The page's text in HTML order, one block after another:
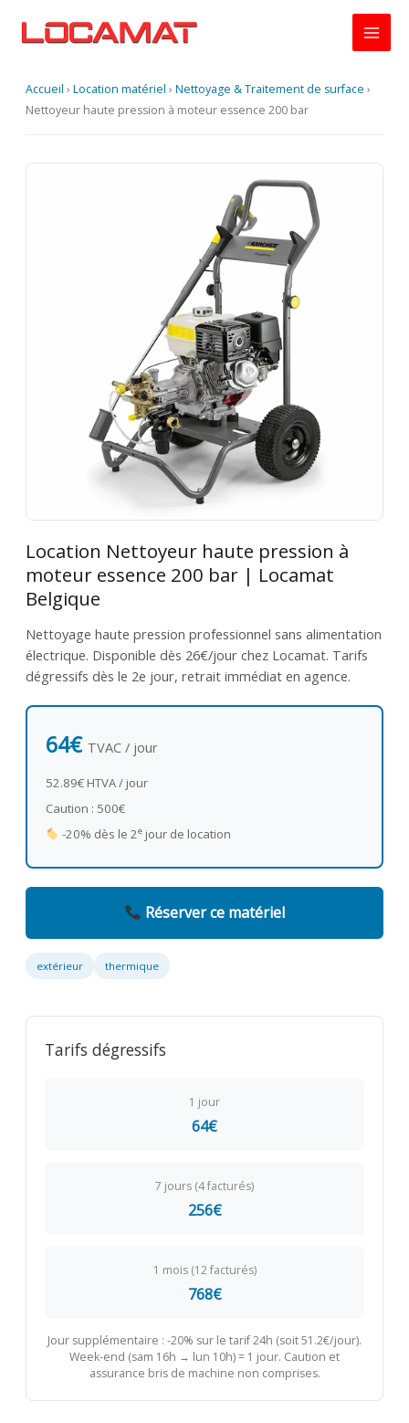
Accueil › Location matériel › Nettoyage & Traitement de surface ›
Nettoyeur haute pression à moteur essence 200 bar
Location Nettoyeur haute pression à
moteur essence 200 bar | Locamat
Belgique
Nettoyage haute pression professionnel sans alimentation
électrique. Disponible dès 26€/jour chez Locamat. Tarifs
dégressifs dès le 2e jour, retrait immédiat en agence.
64€ TVAC / jour
52.89€ HTVA / jour
Caution : 500€
-20% dès le 2ejour de location
Réserver ce matériel
extérieur thermique
Tarifs dégressifs
1 jour
64€
7 jours (4 facturés)
256€
1 mois (12 facturés)
768€
Jour supplémentaire : -20% sur le tarif 24h (soit 51.2€/jour).
Week-end (sam 16h → lun 10h) = 1 jour. Caution et
assurance bris de machine non comprises.